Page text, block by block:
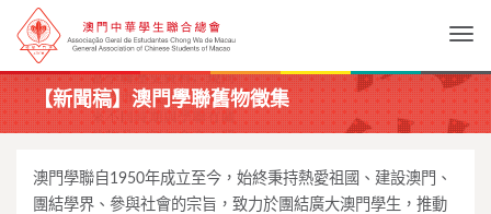
【新聞稿】澳門學聯舊物徵集
澳門學聯自1950年成立至今，始終秉持熱愛祖國、建設澳門、
團結學界、參與社會的宗旨，致力於團結廣大澳門學生，推動